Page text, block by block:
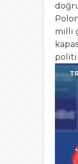
milli